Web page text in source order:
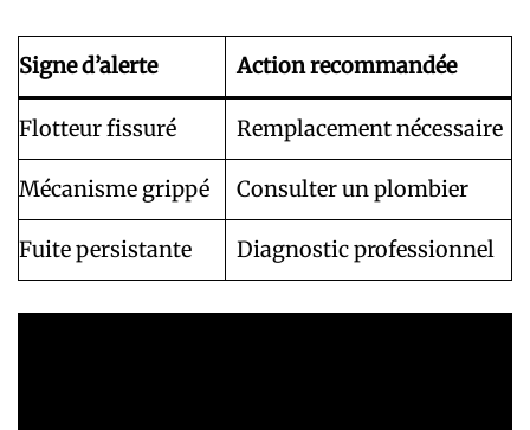
Signe d’alerte Action recommandée
Flotteur fissuré Remplacement nécessaire
Mécanisme grippé Consulter un plombier
Fuite persistante Diagnostic professionnel